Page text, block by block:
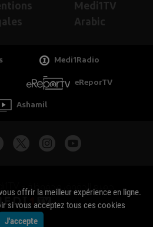
Medi1TV
Arabic
Medi1Radio
eReporTV
Ashamil
جميع الحقوق محفوظة - Copyright Medi1TV ©
offrir la meilleur expérience en ligne.
si vous acceptez tous ces cookies.
J'accepte